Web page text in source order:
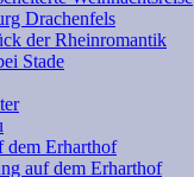
Drachenfels
der Rheinromantik
Stade
dem Erharthof
auf dem Erharthof